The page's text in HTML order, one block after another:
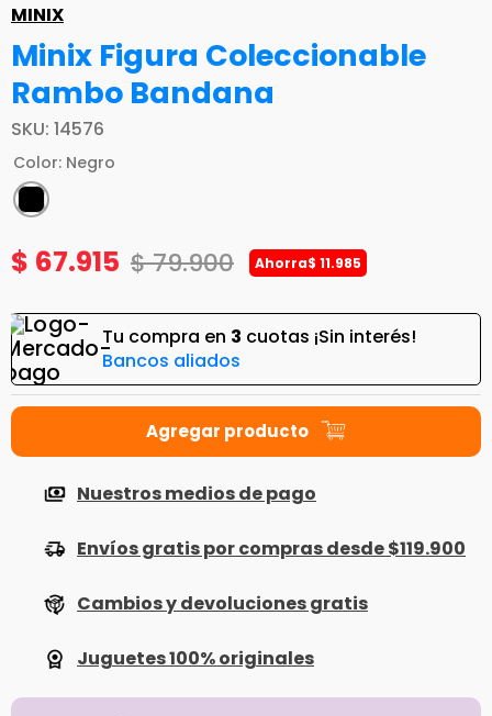
MINIX
Minix Figura Coleccionable
Rambo Bandana
SKU: 14576
Color: Negro
$ 67.915 $79.900 Ahorra$ 11.985
Tu compra en 3 cuotas ¡Sin interés!
Bancos aliados
Nuestros medios de pago
Envíos gratis por compras desde $119.900
Cambios y devoluciones gratis
Juguetes 100% originales